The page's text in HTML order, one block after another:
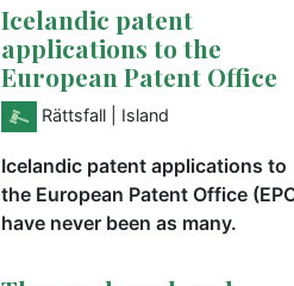
Icelandic patent
applications to the
European Patent Office
Rättsfall | Island
Icelandic patent applications to
the European Patent Office
have never been as many.